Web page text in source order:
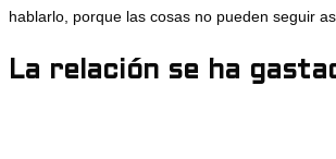
hablarlo, porque las cosas no pueden seguir
La relación se ha